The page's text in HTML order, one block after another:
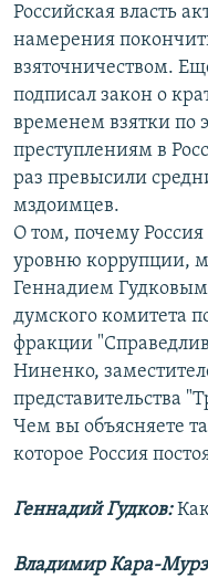
Российская власть
намерения
взяточничеством.
подписал закон о
временем взятки по
преступлениям в
раз превысили
мздоимцев.
О том, почему
уровню коррупции,
Геннадием
думского комитета
фракции
Ниненко,
представительства
Чем вы объясняете
которое Россия
Геннадий Гудков:
Владимир Кара-